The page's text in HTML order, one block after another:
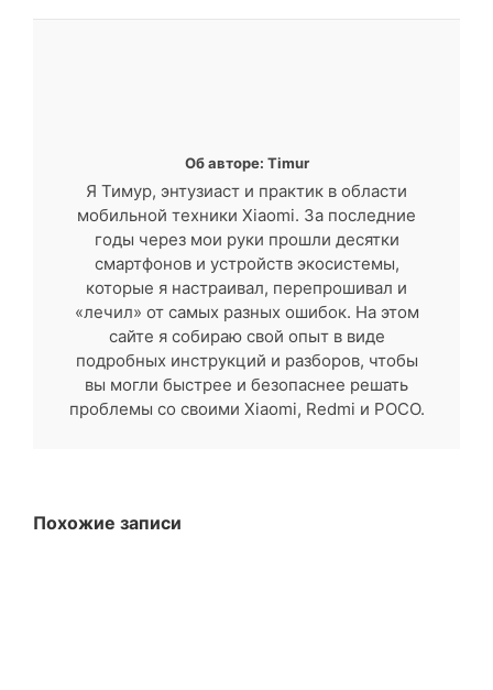
Об авторе: Timur
Я Тимур, энтузиаст и практик в области
мобильной техники Xiaomi. За последние
годы через мои руки прошли десятки
смартфонов и устройств экосистемы,
которые я настраивал, перепрошивал и
«лечил» от самых разных ошибок. На этом
сайте я собираю свой опыт в виде
подробных инструкций и разборов, чтобы
вы могли быстрее и безопаснее решать
проблемы со своими Xiaomi, Redmi и POCO.
Похожие записи